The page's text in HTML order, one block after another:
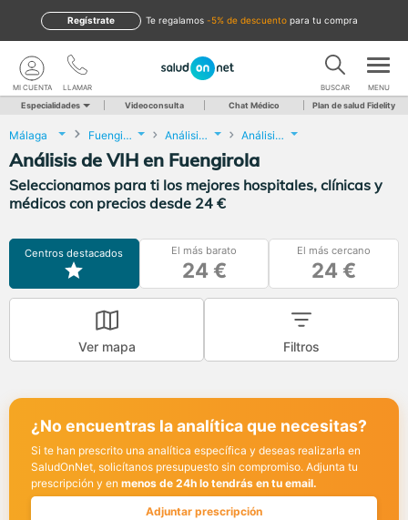
te regalamos -5% de descuento para tu compra
Regístrate
LLAMAR
MI CUENTA BUSCAR MENU
Especialidades Videoconsulta Chat Médico Plan de salud Fidelity
Málaga Fuengirola Análisis Clínicos Análisis de VIH
Análisis de VIH en Fuengirola
Seleccionamos para ti los mejores hospitales, clínicas y
médicos con precios desde 24 €
Centros destacados El más barato
24 €
El más cercano
24 €
Ver mapa Filtros
¿No encuentras la analítica que necesitas?
Si te han prescrito una analítica específica y deseas realizarla en
SaludOnNet, solicítanos presupuesto sin compromiso. Adjunta tu
prescripción y en menos de 24h lo tendrás en tu email.
Adjuntar prescripción